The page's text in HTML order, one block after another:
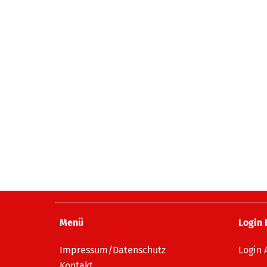
Menü
Impressum/Datenschutz
Login
Login